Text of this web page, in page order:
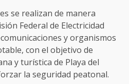
se realizan de manera
Federal de Electricidad
y organismos
con el objetivo de
y turística de Playa del
la seguridad peatonal.